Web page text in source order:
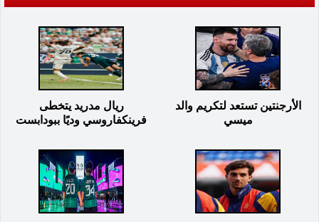
الأرجنتين تستعد لتكريم والد
ميسي
ريال مدريد يتخطى
فرينكفاروسي وديًا ببودابست